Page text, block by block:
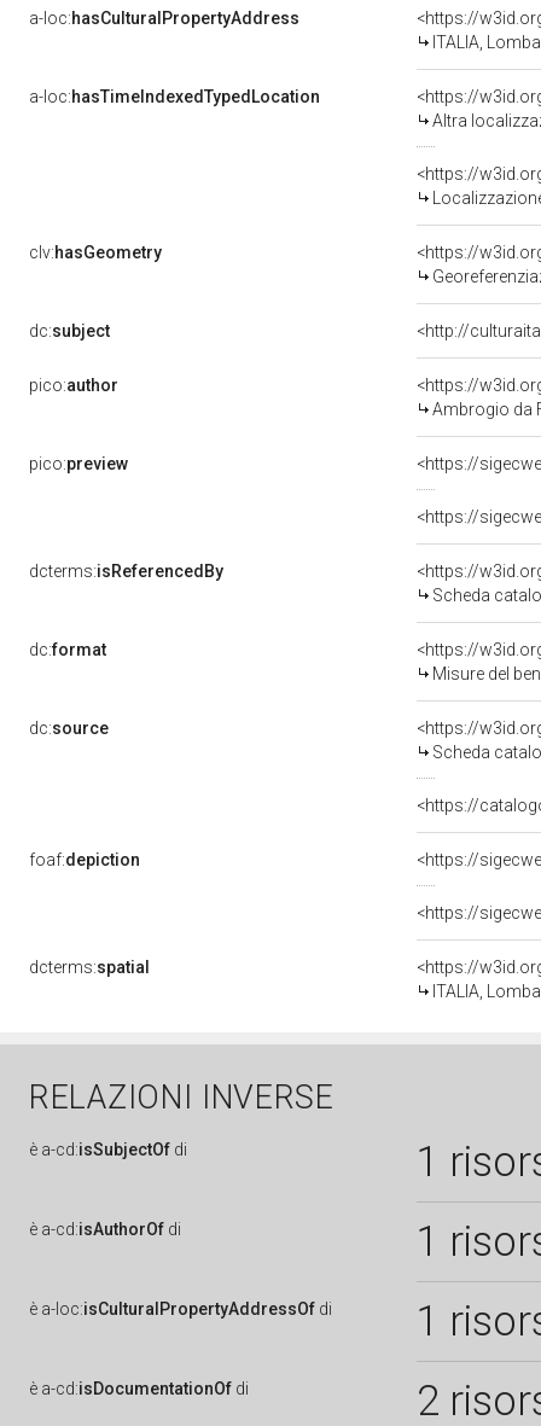
a-loc:hasCulturalPropertyAddress
<https://
ITALIA,
a-loc:hasTimeIndexedTypedLocation
<https://
Altra
<https://
clv:hasGeometry
<https://
dc:subject <http://
pico:author
<https://
Ambrogio da
pico:preview <https://
<https://
dcterms:isReferencedBy
<https://
Scheda
dc:format
<https://
Misure del
dc:source
<https://
Scheda
<https://
foaf:depiction <https://
<https://
dcterms:spatial
<https://
ITALIA,
RELAZIONI INVERSE
è a-cd:isSubjectOf di 1
è a-cd:isAuthorOf di 1
è a-loc:isCulturalPropertyAddressOf di 1
è a-cd:isDocumentationOf di 2